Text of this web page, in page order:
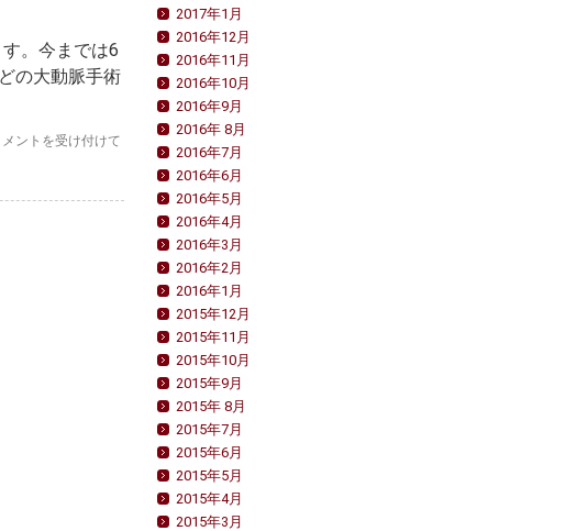
。今までは6
の大動脈手術
メントを受け付けて
2017年1月
2016年12月
2016年11月
2016年10月
2016年9月
2016年 8月
2016年7月
2016年6月
2016年5月
2016年4月
2016年3月
2016年2月
2016年1月
2015年12月
2015年11月
2015年10月
2015年9月
2015年 8月
2015年7月
2015年6月
2015年5月
2015年4月
2015年3月